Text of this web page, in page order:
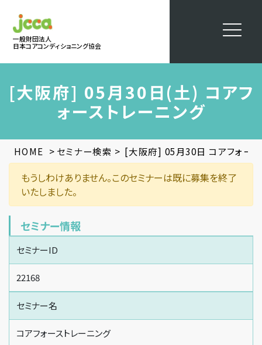
一般財団法人
日本コアコンディショニング協会
[大阪府] 05月30日(土) コアフ
ォーストレーニング
HOME > セミナー検索 > [大阪府] 05月30日 コアフォース
もうしわけありません。このセミナーは既に募集を終了
いたしました。
セミナー情報
セミナーID
22168
セミナー名
コアフォーストレーニング